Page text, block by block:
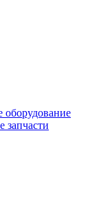
оборудование
запчасти